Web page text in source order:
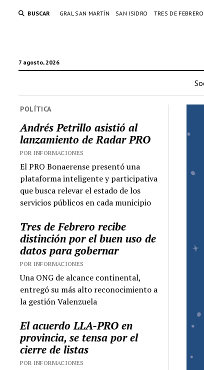
BUSCAR GRAL SAN MARTÍN SAN ISIDRO TRES DE FEBRERO
7 agosto, 2026
POLÍTICA
Andrés Petrillo asistió al
lanzamiento de Radar PRO
POR INFORMACIONES
El PRO Bonaerense presentó una
plataforma inteligente y participativa
que busca relevar el estado de los
servicios públicos en cada municipio
Tres de Febrero recibe
distinción por el buen uso de
datos para gobernar
POR INFORMACIONES
Una ONG de alcance continental,
entregó su más alto reconocimiento a
la gestión Valenzuela
El acuerdo LLA-PRO en
provincia, se tensa por el
cierre de listas
POR INFORMACIONES